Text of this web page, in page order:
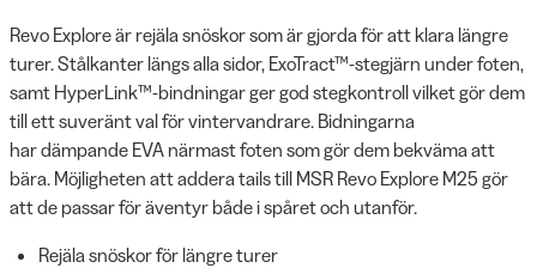
Revo Explore är rejäla snöskor som är gjorda för att klara längre
turer. Stålkanter längs alla sidor, ExoTract™-stegjärn under foten,
samt HyperLink™-bindningar ger god stegkontroll vilket gör dem
till ett suveränt val för vintervandrare. Bidningarna
har dämpande EVA närmast foten som gör dem bekväma att
bära. Möjligheten att addera tails till MSR Revo Explore M25 gör
att de passar för äventyr både i spåret och utanför.
Rejäla snöskor för längre turer